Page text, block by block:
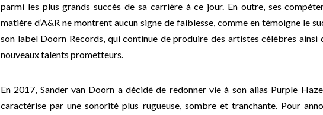
parmi les plus grands succès de sa carrière à ce jour. En outre, ses
matière d’A&R ne montrent aucun signe de faiblesse, comme en témoigne le
son label Doorn Records, qui continue de produire des artistes célèbres ainsi
nouveaux talents prometteurs.
En 2017, Sander van Doorn a décidé de redonner vie à son alias Purple
caractérise par une sonorité plus rugueuse, sombre et tranchante. Pour